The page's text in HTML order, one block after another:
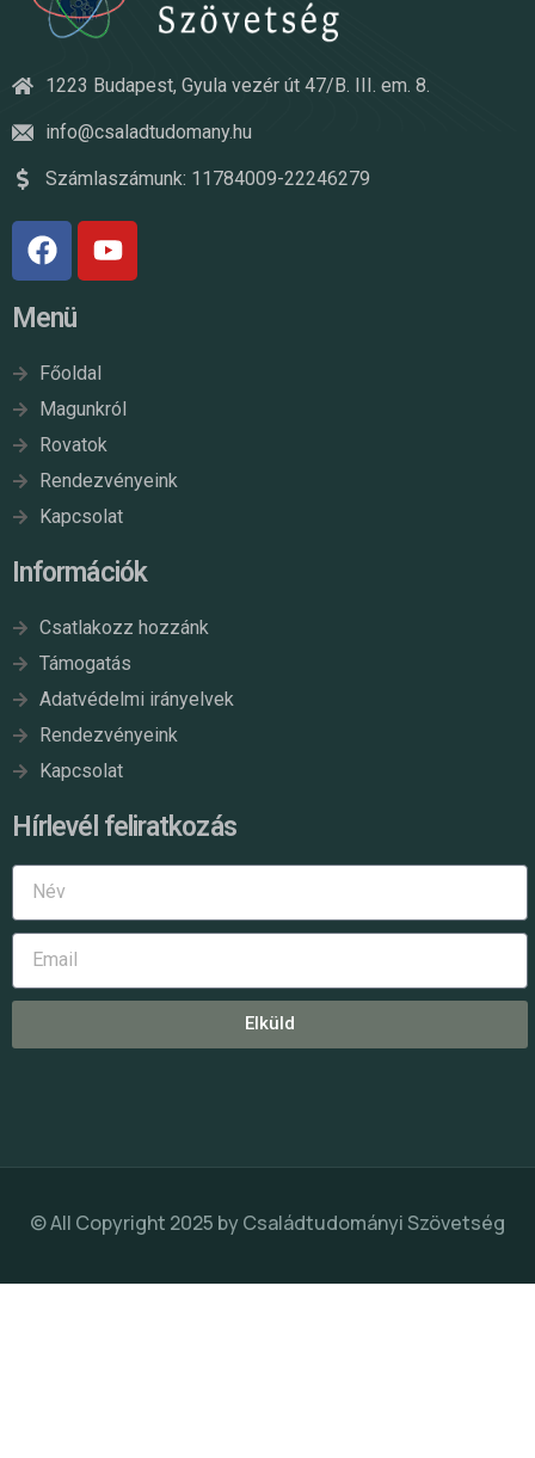
1223 Budapest, Gyula vezér út 47/B. III. em. 8.
info@csaladtudomany.hu
Számlaszámunk: 11784009-22246279
Menü
Főoldal
Magunkról
Rovatok
Rendezvényeink
Kapcsolat
Információk
Csatlakozz hozzánk
Támogatás
Adatvédelmi irányelvek
Rendezvényeink
Kapcsolat
Hírlevél feliratkozás
Elküld
© All Copyright 2025 byCsaládtudományi Szövetség